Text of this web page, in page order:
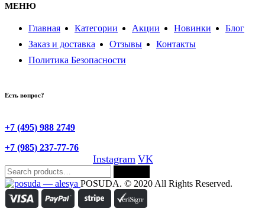
МЕНЮ
Главная Категории Акции Новинки
Блог
Заказ и доставка
Отзывы
Контакты
Политика Безопасности
Есть вопрос?
+7 (495) 988 2749
+7 (985) 237-77-76
Instagram VK
Search
for:
POSUDA. © 2020 All Rights Reserved.